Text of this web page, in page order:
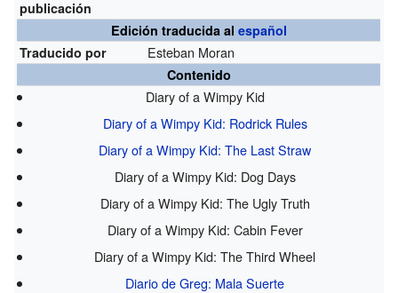
publicación
Edición traducida al español
Traducido por
Esteban Moran
Contenido
Diary of a Wimpy Kid
Diary of a Wimpy Kid: Rodrick Rules
Diary of a Wimpy Kid: The Last Straw
Diary of a Wimpy Kid: Dog Days
Diary of a Wimpy Kid: The Ugly Truth
Diary of a Wimpy Kid: Cabin Fever
Diary of a Wimpy Kid: The Third Wheel
Diario de Greg: Mala Suerte